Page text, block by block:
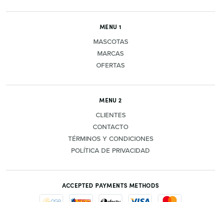
MENU 1
MASCOTAS
MARCAS
OFERTAS
MENU 2
CLIENTES
CONTACTO
TÉRMINOS Y CONDICIONES
POLÍTICA DE PRIVACIDAD
ACCEPTED PAYMENTS METHODS